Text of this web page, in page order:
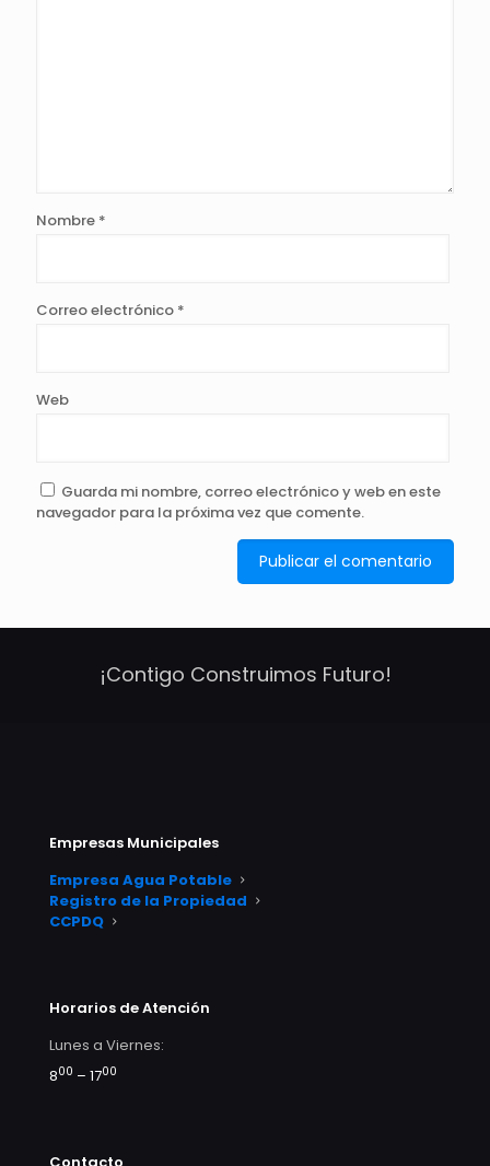
Nombre *
Correo electrónico *
Web
Guarda mi nombre, correo electrónico y web en este
navegador para la próxima vez que comente.
¡Contigo Construimos Futuro!
Empresas Municipales
Empresa Agua Potable
Registro de la Propiedad
CCPDQ
Horarios de Atención
Lunes a Viernes:
800 – 1700